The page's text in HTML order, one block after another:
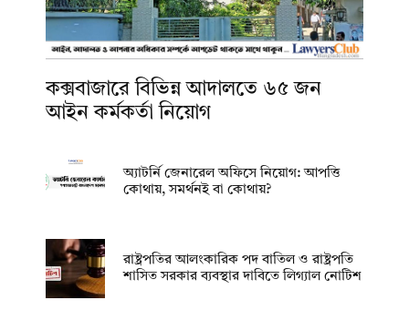
কক্সবাজারে বিভিন্ন আদালতে ৬৫ জন
আইন কর্মকর্তা নিয়োগ
অ্যাটর্নি জেনারেল অফিসে নিয়োগ: আপত্তি
কোথায়, সমর্থনই বা কোথায়?
রাষ্ট্রপতির আলংকারিক পদ বাতিল ও রাষ্ট্রপতি
শাসিত সরকার ব্যবস্থার দাবিতে লিগ্যাল নোটিশ